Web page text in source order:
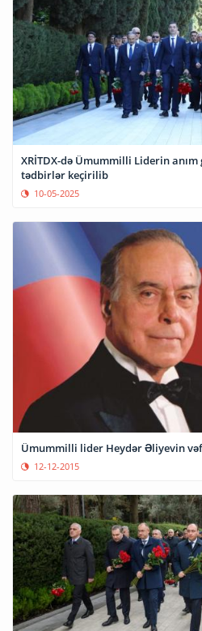
XRİTDX-də Ümummilli Liderin anım
tədbirlər keçirilib
10-05-2025
Ümummilli lider Heydər Əliyevin
12-12-2015